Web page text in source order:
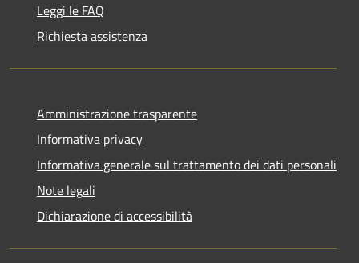
Leggi le FAQ
Richiesta assistenza
Amministrazione trasparente
Informativa privacy
Informativa generale sul trattamento dei dati personali
Note legali
Dichiarazione di accessibilità